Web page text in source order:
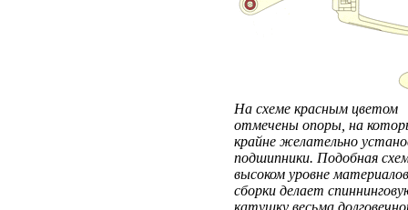
На схеме красным цветом
отмечены опоры, на
крайне желательно
подшипники. Подобная
высоком уровне
сборки делает